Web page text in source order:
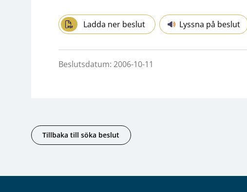
Ladda ner beslut Lyssna på beslut
Beslutsdatum: 2006-10-11
Tillbaka till söka beslut